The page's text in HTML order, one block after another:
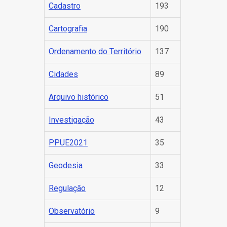
Cadastro 193
Cartografia 190
Ordenamento do Território 137
Cidades 89
Arquivo histórico 51
Investigação 43
PPUE2021 35
Geodesia 33
Regulação 12
Observatório 9